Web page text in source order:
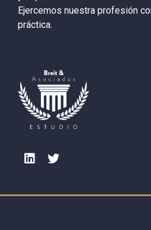
Ejercemos nuestra profesión
práctica.